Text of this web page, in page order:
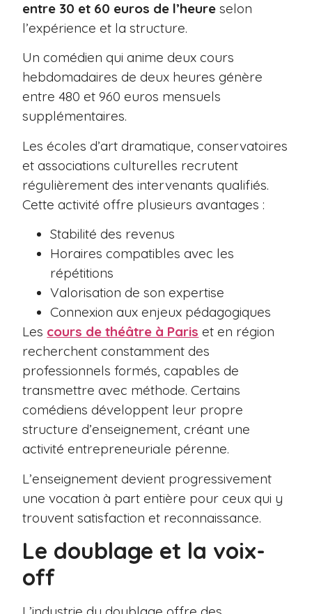
entre 30 et 60 euros de l’heure selon
l’expérience et la structure.
Un comédien qui anime deux cours
hebdomadaires de deux heures génère
entre 480 et 960 euros mensuels
supplémentaires.
Les écoles d’art dramatique, conservatoires
et associations culturelles recrutent
régulièrement des intervenants qualifiés.
Cette activité offre plusieurs avantages :
Stabilité des revenus
Horaires compatibles avec les
répétitions
Valorisation de son expertise
Connexion aux enjeux pédagogiques
Les cours de théâtre à Paris et en région
recherchent constamment des
professionnels formés, capables de
transmettre avec méthode. Certains
comédiens développent leur propre
structure d’enseignement, créant une
activité entrepreneuriale pérenne.
L’enseignement devient progressivement
une vocation à part entière pour ceux qui y
trouvent satisfaction et reconnaissance.
Le doublage et la voix-
off